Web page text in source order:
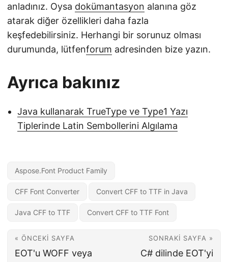
anladınız. Oysa dokümantasyon alanına göz
atarak diğer özellikleri daha fazla
keşfedebilirsiniz. Herhangi bir sorunuz olması
durumunda, lütfenforum adresinden bize yazın.
Ayrıca bakınız
Java kullanarak TrueType ve Type1 Yazı
Tiplerinde Latin Sembollerini Algılama
Aspose.Font Product Family
CFF Font Converter Convert CFF to TTF in Java
Java CFF to TTF Convert CFF to TTF Font
« ÖNCEKI SAYFA
EOT'u WOFF veya
SONRAKI SAYFA »
C# dilinde EOT'yi